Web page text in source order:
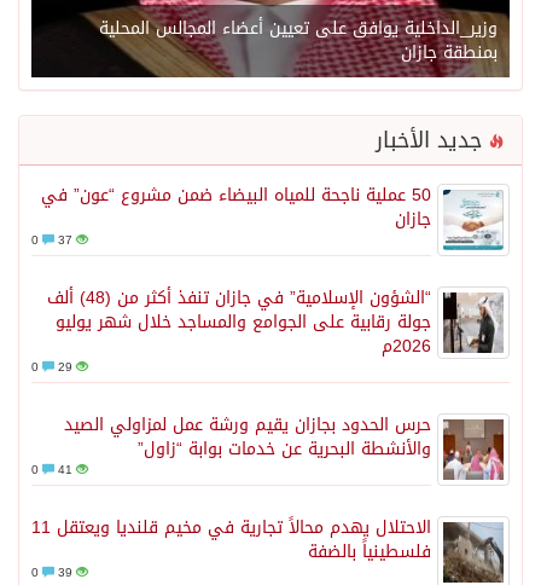
وزير_الداخلية يوافق على تعيين أعضاء المجالس المحلية
بمنطقة جازان
جديد الأخبار
50 عملية ناجحة للمياه البيضاء ضمن مشروع “عون” في
جازان
37
“الشؤون الإسلامية” في جازان تنفذ أكثر من (48) ألف
جولة رقابية على الجوامع والمساجد خلال شهر يوليو
2026م
29
حرس الحدود بجازان يقيم ورشة عمل لمزاولي الصيد
والأنشطة البحرية عن خدمات بوابة “زاول”
41
الاحتلال يهدم محالاً تجارية في مخيم قلنديا ويعتقل 11
فلسطينياً بالضفة
39